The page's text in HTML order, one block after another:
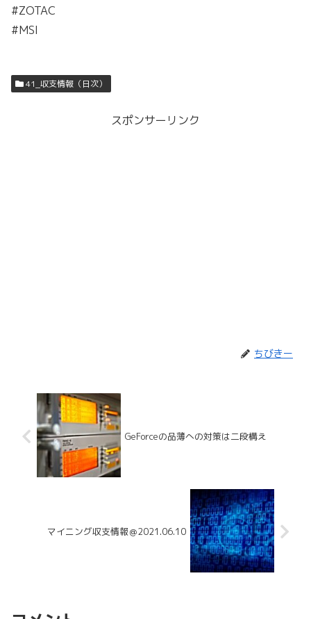
#ZOTAC
#MSI
41_収支情報（日次）
スポンサーリンク
ちびきー
GeForceの品薄への対策は二段構え
マイニング収支情報＠2021.06.10